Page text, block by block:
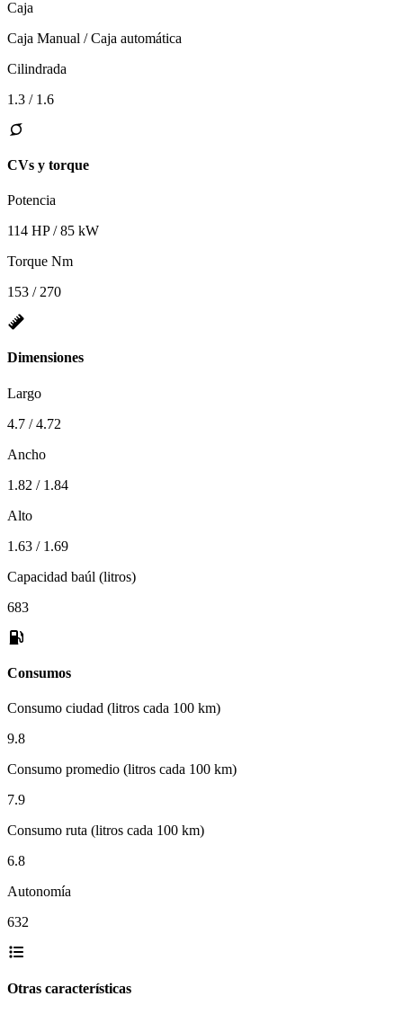
Caja
Caja Manual / Caja automática
Cilindrada
1.3 / 1.6
CVs y torque
Potencia
114 HP / 85 kW
Torque Nm
153 / 270
Dimensiones
Largo
4.7 / 4.72
Ancho
1.82 / 1.84
Alto
1.63 / 1.69
Capacidad baúl (litros)
683
Consumos
Consumo ciudad (litros cada 100 km)
9.8
Consumo promedio (litros cada 100 km)
7.9
Consumo ruta (litros cada 100 km)
6.8
Autonomía
632
Otras características